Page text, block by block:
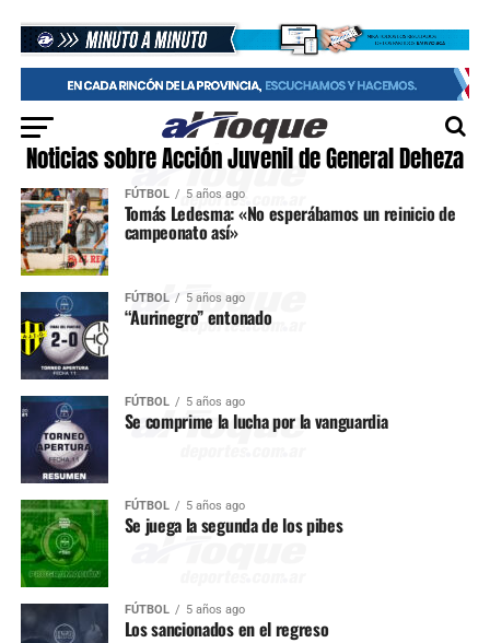
Noticias sobre Acción Juvenil de General Deheza
FÚTBOL 5 años ago
Tomás Ledesma: «No esperábamos un reinicio de
campeonato así»
FÚTBOL 5 años ago
“Aurinegro” entonado
FÚTBOL 5 años ago
Se comprime la lucha por la vanguardia
FÚTBOL 5 años ago
Se juega la segunda de los pibes
FÚTBOL 5 años ago
Los sancionados en el regreso